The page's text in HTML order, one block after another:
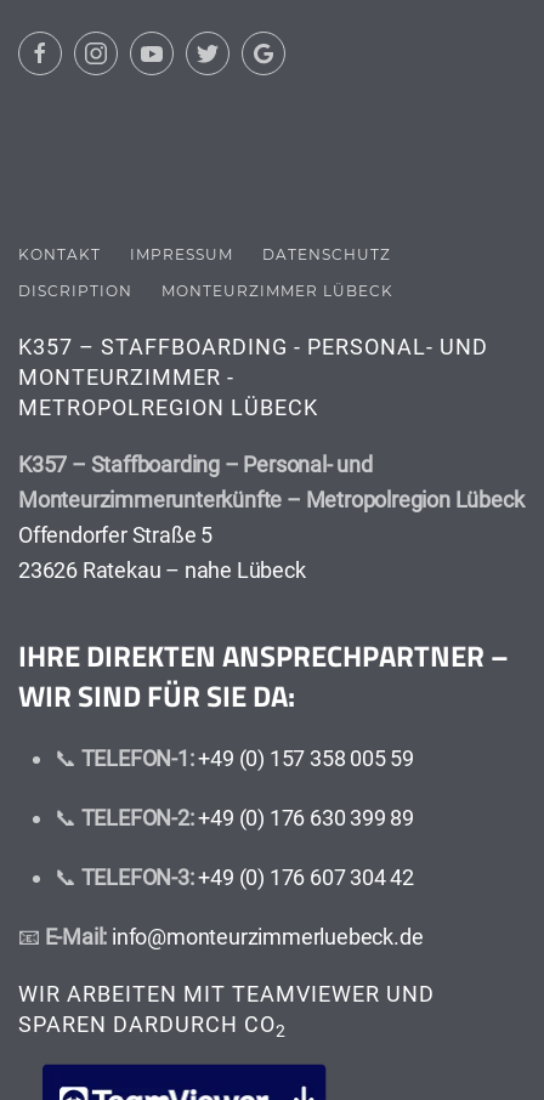
KONTAKT IMPRESSUM
DATENSCHUTZ
DISCRIPTION
MONTEURZIMMER LÜBECK
K357 – STAFFBOARDING - PERSONAL- UND
MONTEURZIMMER -
METROPOLREGION LÜBECK
K357 – Staffboarding – Personal- und
Monteurzimmerunterkünfte – Metropolregion Lübeck
Offendorfer Straße 5
23626 Ratekau – nahe Lübeck
IHRE DIREKTEN ANSPRECHPARTNER –
WIR SIND FÜR SIE DA:
📞 TELEFON-1:+49 (0) 157 358 005 59
📞 TELEFON-2:+49 (0) 176 630 399 89
📞 TELEFON-3:+49 (0) 176 607 304 42
📧 E-Mail: info@monteurzimmerluebeck.de
WIR ARBEITEN MIT TEAMVIEWER UND
SPAREN DARDURCH CO2